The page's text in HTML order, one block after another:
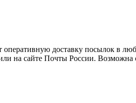
доставку посылок в
на сайте Почты России. Возможна